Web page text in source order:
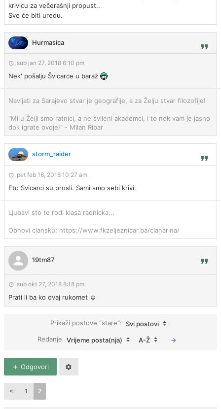
krivicu za večerašnji propust..
Sve će biti uredu.
Hurmasica
sub jan 27, 2018 6:10 pm
Nek' pošalju Švicarce u baraž
Navijati za Sarajevo stvar je geografije, a za Želju stvar filozofije!
"Mi u Želji smo ratnici, a ne svileni akademci, i to nek vam je jasno
dok igrate ovdje!" - Milan Ribar
storm_raider
pet feb 16, 2018 10:27 am
Eto Svicarci su prosli. Sami smo sebi krivi.
Ljubavi sto te rodi klasa radnicka...
Obnovi clansku: https://www.fkzeljeznicar.ba/clanarina/
19tm87
sub okt 27, 2018 8:18 pm
Prati li ba ko ovaj rukomet ☺
Prikaži postove “stare”:
Svi postovi
Redanje
Vrijeme posta(nja) A-Ž
Odgovori
1 2